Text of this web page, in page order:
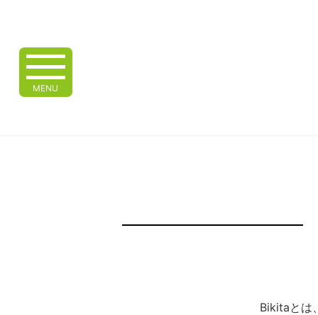
MENU
Bikitaとは